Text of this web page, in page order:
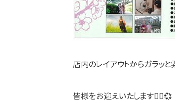
店内のレイアウトからガラッ
皆様をお迎えいたします💁‍♀️💞